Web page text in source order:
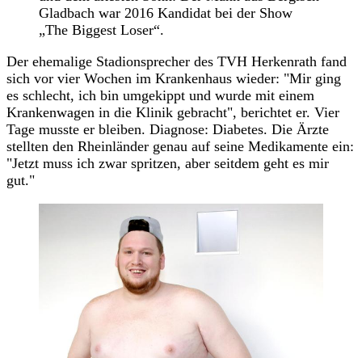
Gladbach war 2016 Kandidat bei der Show
„The Biggest Loser“.
Der ehemalige Stadionsprecher des TVH Herkenrath fand
sich vor vier Wochen im Krankenhaus wieder: "Mir ging
es schlecht, ich bin umgekippt und wurde mit einem
Krankenwagen in die Klinik gebracht", berichtet er. Vier
Tage musste er bleiben. Diagnose: Diabetes. Die Ärzte
stellten den Rheinländer genau auf seine Medikamente ein:
"Jetzt muss ich zwar spritzen, aber seitdem geht es mir
gut."